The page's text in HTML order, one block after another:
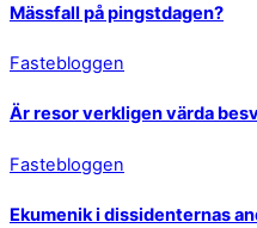
Mässfall på pingstdagen?
Fastebloggen
Är resor verkligen värda
Fastebloggen
Ekumenik i dissidenternas